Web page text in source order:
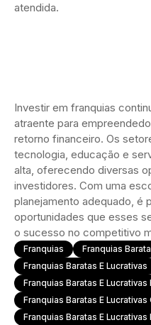
atendida.
Investir em franquias
atraente para
retorno financeiro. Os
tecnologia, educação e
alta, oferecendo diversas
investidores. Com uma
planejamento adequado, é
oportunidades que esses
o sucesso no competitivo
Franquias
Franquias
Franquias Baratas E Lucrativas
Franquias Baratas E
Franquias Baratas E Lucrativas
Franquias Baratas E